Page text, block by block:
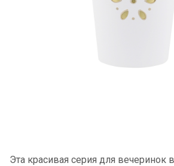
Эта красивая серия для вечеринок